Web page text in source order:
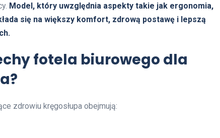
Model, który uwzględnia aspekty takie jak ergonomia,
się na większy komfort, zdrową postawę i lepszą
fotela biurowego dla
zdrowiu kręgosłupa obejmują: